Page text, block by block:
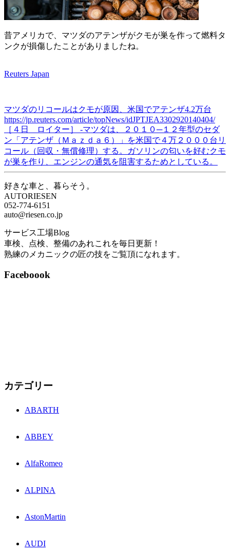
昔アメリカで、マツダのアテンザがクモが巣を作って燃料タ
ンクが損傷したことがありましたね。
Reuters Japan
マツダのリコールはクモが原因、米国でアテンザ4.2万台
https://jp.reuters.com/article/topNews/idJPTJEA3302920140404/
［４日 ロイター］ -マツダは、２０１０─１２年型のセダ
ン「アテンザ（Ｍａｚｄａ６）」を米国で４万２０００台リ
コール（回収・無償修理）する。ガソリンの匂いを好むクモ
が巣を作り、エンジンの通気を阻害するためとしている。
好きな車と、暮らそう。
AUTORIESEN
052-774-6151
auto@riesen.co.jp
サービス工場Blog
車検、点検、整備のあれこれを毎日更新！
熟練のメカニックの匠の技をご覧頂になれます。
Faceboook
カテゴリー
ABARTH
ABBEY
AlfaRomeo
ALPINA
AstonMartin
AUDI